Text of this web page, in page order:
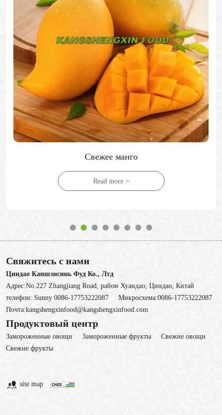
Свежие биполярные грибы
Read more >
Свяжитесь с нами
Циндао Каншэнсинь Фуд Ко., Лтд
Адрес:No.227 Zhangjiang Road, район Хуандао, Циндао, Китай
телефон: Sunny 0086-17753222087 Микросхема:0086-17753222087
Почта:kangshengxinfood@kangshengxinfood.com
Продуктовый центр
Замороженные овощи 3амороженные фрукты
Свежие овощи
Cвежие фрукты
site map